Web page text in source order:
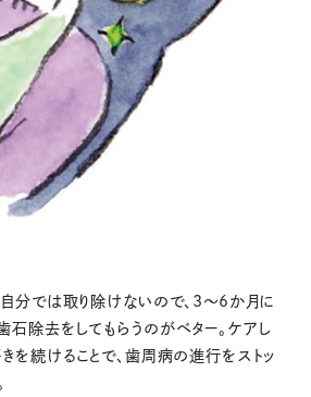
分では取り除けないので、3〜6か月に
除去をしてもらうのがベター。ケアし
を続けることで、歯周病の進行をストッ